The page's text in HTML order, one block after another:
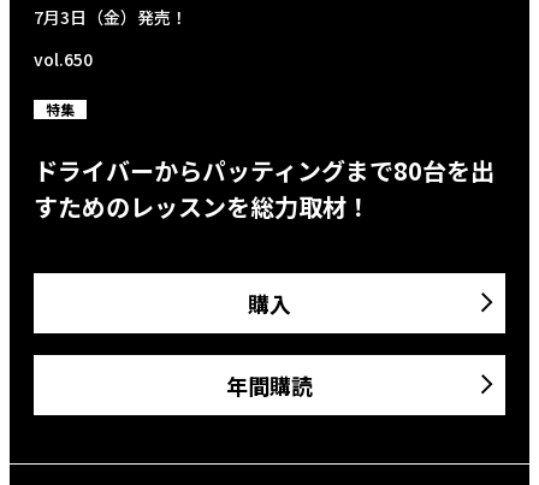
7月3日（金）発売！
vol.650
特集
ドライバーからパッティングまで80台を出
すためのレッスンを総力取材！
購入
年間購読